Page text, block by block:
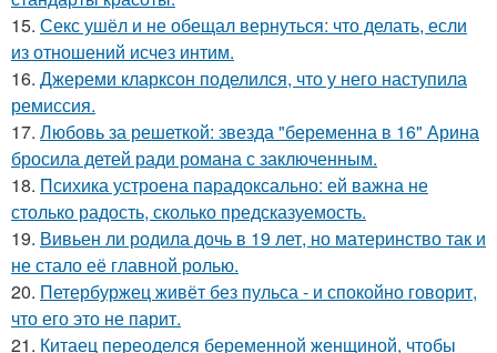
15. Секс ушёл и не обещал вернуться: что делать, если
из отношений исчез интим.
16. Джереми кларксон поделился, что у него наступила
ремиссия.
17. Любовь за решеткой: звезда "беременна в 16" Арина
бросила детей ради романа с заключенным.
18. Психика устроена парадоксально: ей важна не
столько радость, сколько предсказуемость.
19. Вивьен ли родила дочь в 19 лет, но материнство так и
не стало её главной ролью.
20. Петербуржец живёт без пульса - и спокойно говорит,
что его это не парит.
21. Китаец переоделся беременной женщиной, чтобы